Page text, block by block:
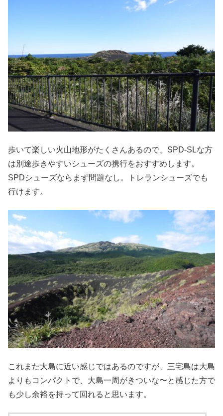
歩いて楽しい火山地形がたくさんあるので、SPD-SLな方
は別途歩きやすいシューズの携行をおすすめします。
SPDシューズならまず問題なし。トレランシューズでも
行けます。
これまた大島に近い感じではあるのですが、三宅島は大島
よりもコンパクトで、大島一周がきついな〜と感じた方で
も少し余裕を持って回れると思います。